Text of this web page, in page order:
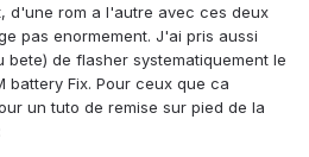
d'une rom a l'autre avec ces deux
pas enormement. J'ai pris aussi
de flasher systematiquement le
battery Fix. Pour ceux que ca
un tuto de remise sur pied de la